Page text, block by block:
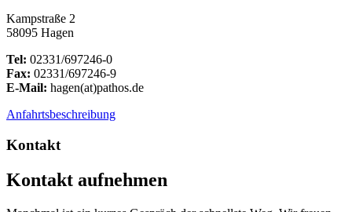
Kampstraße 2
58095 Hagen
Tel: 02331/697246-0
Fax: 02331/697246-9
E-Mail: hagen(at)pathos.de
Anfahrtsbeschreibung
Kontakt
Kontakt aufnehmen